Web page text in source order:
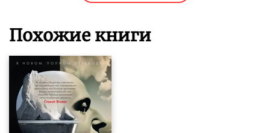
Похожие книги